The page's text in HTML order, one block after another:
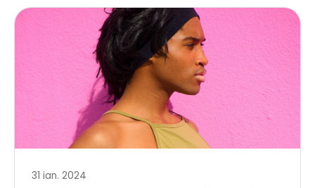
31 ian. 2024